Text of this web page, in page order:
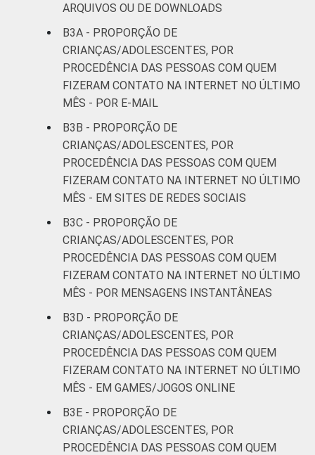
ARQUIVOS OU DE DOWNLOADS
B3A - PROPORÇÃO DE
CRIANÇAS/ADOLESCENTES, POR
PROCEDÊNCIA DAS PESSOAS COM QUEM
FIZERAM CONTATO NA INTERNET NO ÚLTIMO
MÊS - POR E-MAIL
B3B - PROPORÇÃO DE
CRIANÇAS/ADOLESCENTES, POR
PROCEDÊNCIA DAS PESSOAS COM QUEM
FIZERAM CONTATO NA INTERNET NO ÚLTIMO
MÊS - EM SITES DE REDES SOCIAIS
B3C - PROPORÇÃO DE
CRIANÇAS/ADOLESCENTES, POR
PROCEDÊNCIA DAS PESSOAS COM QUEM
FIZERAM CONTATO NA INTERNET NO ÚLTIMO
MÊS - POR MENSAGENS INSTANTÂNEAS
B3D - PROPORÇÃO DE
CRIANÇAS/ADOLESCENTES, POR
PROCEDÊNCIA DAS PESSOAS COM QUEM
FIZERAM CONTATO NA INTERNET NO ÚLTIMO
MÊS - EM GAMES/JOGOS ONLINE
B3E - PROPORÇÃO DE
CRIANÇAS/ADOLESCENTES, POR
PROCEDÊNCIA DAS PESSOAS COM QUEM